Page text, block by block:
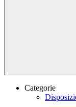
Categorie